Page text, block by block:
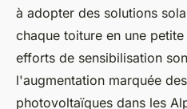
à adopter des solutions
chaque toiture en une
efforts de sensibilisation
l'augmentation marquée
photovoltaïques dans les